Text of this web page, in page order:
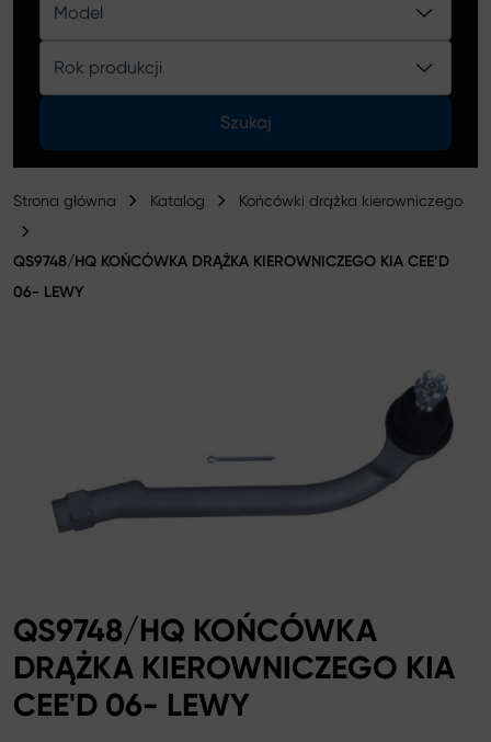
Model
Rok produkcji
Szukaj
Strona główna Katalog Końcówki drążka kierowniczego
QS9748/HQ KOŃCÓWKA DRĄŻKA KIEROWNICZEGO KIA CEE’D
06- LEWY
QS9748/HQ KOŃCÓWKA
DRĄŻKA KIEROWNICZEGO KIA
CEE'D 06- LEWY